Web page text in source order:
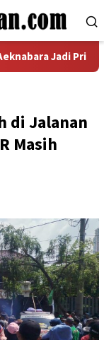
Prioritas
di Jalanan
Masih